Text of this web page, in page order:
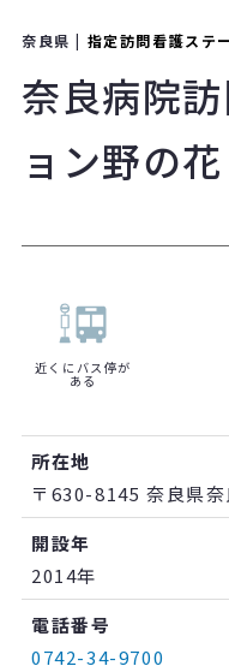
奈良県 | 指定訪問看護ステ
奈良病院
ョン野の花
近くにバス停が
ある
所在地
〒630-8145 奈良県
開設年
2014年
電話番号
0742-34-9700